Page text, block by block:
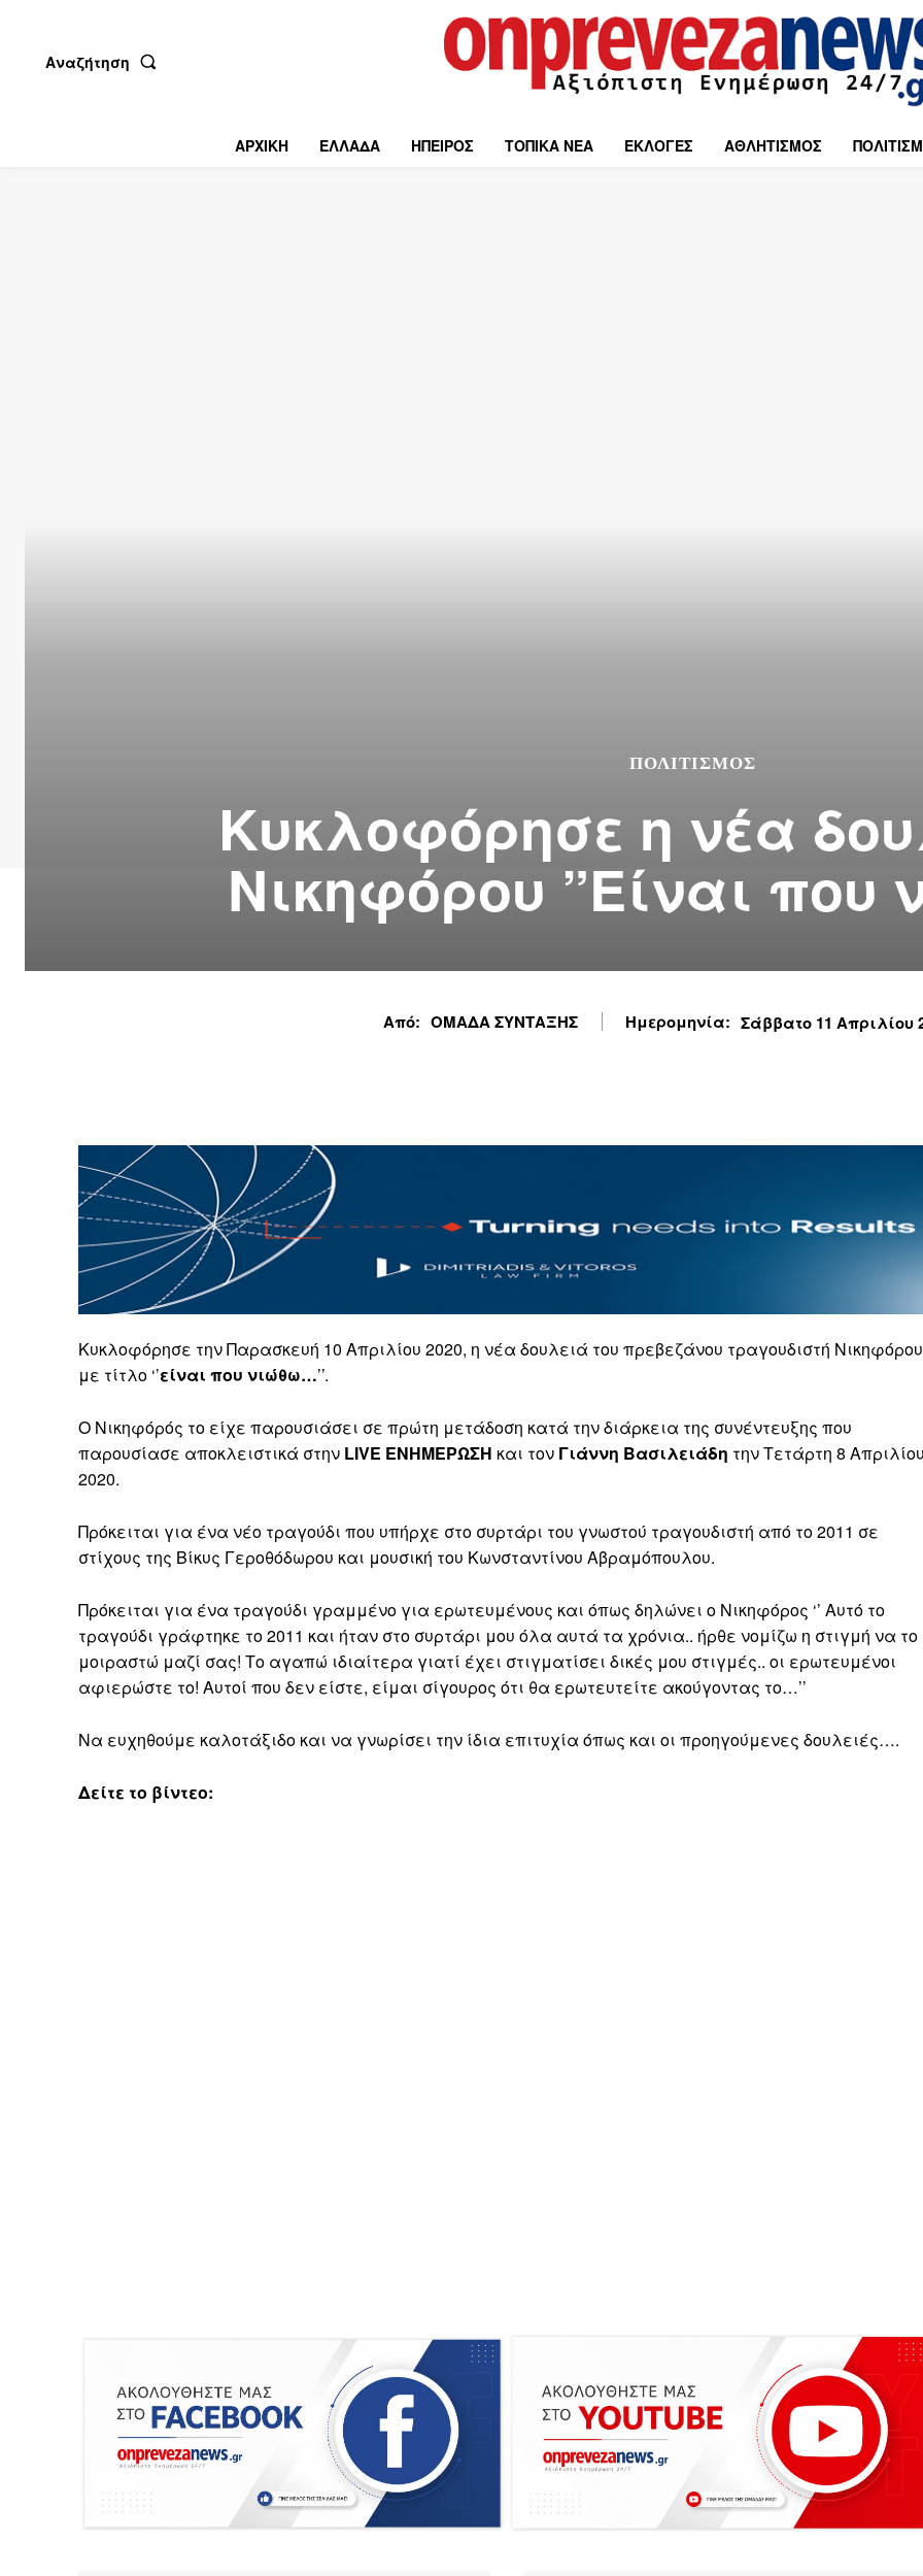
Αναζήτηση
ΑΡΧΙΚΗ ΕΛΛΑΔΑ ΗΠΕΙΡΟΣ ΤΟΠΙΚΑ ΝΕΑ ΕΚΛΟΓΕΣ ΑΘΛΗΤΙΣΜΟΣ
ΠΟΛΙΤΙΣΜΌΣ
Κυκλοφόρησε η νέα
Νικηφόρου ”Είναι που
Από: ΟΜΑΔΑ ΣΥΝΤΑΞΗΣ Ημερομηνία: Σάββατο 11 Απριλίου
Κυκλοφόρησε την Παρασκευή 10 Απριλίου 2020, η νέα δουλειά του πρεβεζάνου τραγουδιστή Νικηφόρου
με τίτλο ‘’είναι που νιώθω…’’.
Ο Νικηφόρός το είχε παρουσιάσει σε πρώτη μετάδοση κατά την διάρκεια της συνέντευξης που
παρουσίασε αποκλειστικά στην LIVE ΕΝΗΜΕΡΩΣΗ και τον Γιάννη Βασιλειάδη την Τετάρτη 8
2020.
Πρόκειται για ένα νέο τραγούδι που υπήρχε στο συρτάρι του γνωστού τραγουδιστή από το 2011 σε
στίχους της Βίκυς Γεροθόδωρου και μουσική του Κωνσταντίνου Αβραμόπουλου.
Πρόκειται για ένα τραγούδι γραμμένο για ερωτευμένους και όπως δηλώνει ο Νικηφόρος ‘’ Αυτό το
τραγούδι γράφτηκε το 2011 και ήταν στο συρτάρι μου όλα αυτά τα χρόνια.. ήρθε νομίζω η στιγμή να το
μοιραστώ μαζί σας! Το αγαπώ ιδιαίτερα γιατί έχει στιγματίσει δικές μου στιγμές.. οι ερωτευμένοι
αφιερώστε το! Αυτοί που δεν είστε, είμαι σίγουρος ότι θα ερωτευτείτε ακούγοντας το…’’
Να ευχηθούμε καλοτάξιδο και να γνωρίσει την ίδια επιτυχία όπως και οι προηγούμενες δουλειές….
Δείτε το βίντεο: